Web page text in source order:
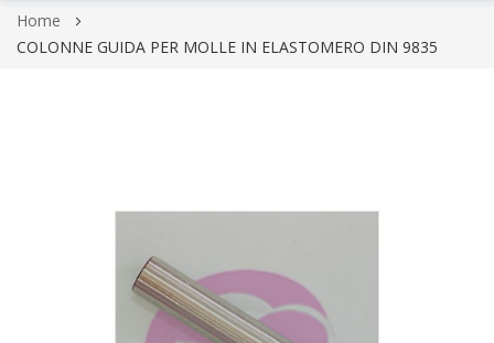
Salta
al
Home
COLONNE GUIDA PER MOLLE IN ELASTOMERO DIN 9835